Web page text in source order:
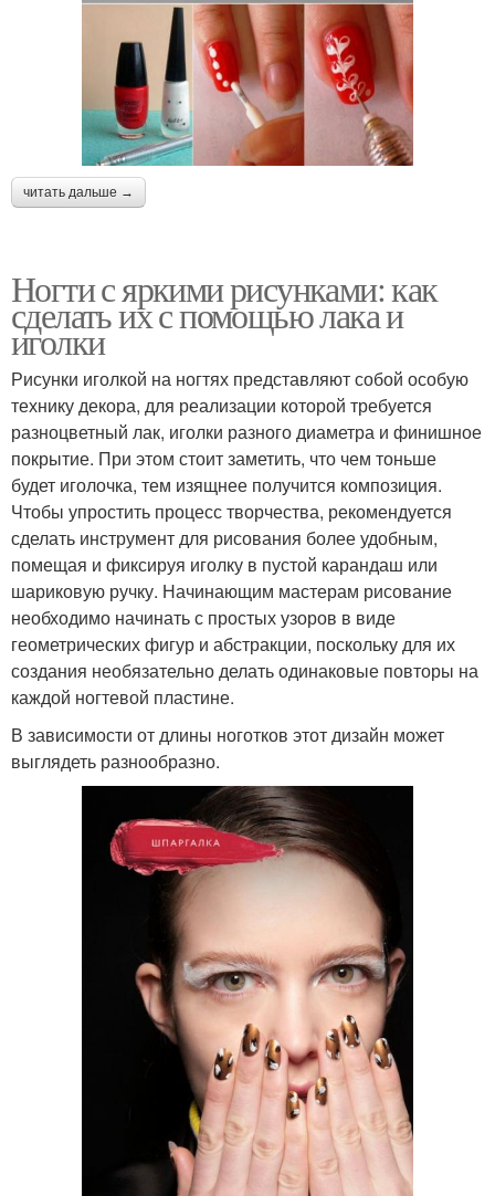
читать дальше →
Ногти с яркими рисунками: как
сделать их с помощью лака и
иголки
Рисунки иголкой на ногтях представляют собой особую
технику декора, для реализации которой требуется
разноцветный лак, иголки разного диаметра и финишное
покрытие. При этом стоит заметить, что чем тоньше
будет иголочка, тем изящнее получится композиция.
Чтобы упростить процесс творчества, рекомендуется
сделать инструмент для рисования более удобным,
помещая и фиксируя иголку в пустой карандаш или
шариковую ручку. Начинающим мастерам рисование
необходимо начинать с простых узоров в виде
геометрических фигур и абстракции, поскольку для их
создания необязательно делать одинаковые повторы на
каждой ногтевой пластине.
В зависимости от длины ноготков этот дизайн может
выглядеть разнообразно.